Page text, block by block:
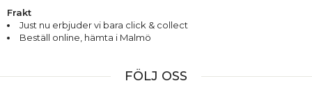
Frakt
Just nu erbjuder vi bara click & collect
Beställ online, hämta i Malmö
FÖLJ OSS